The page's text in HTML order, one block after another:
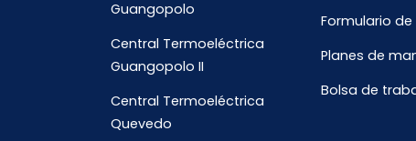
Guangopolo
Central Termoeléctrica
Guangopolo II
Central Termoeléctrica
Quevedo
Formulario
Planes de
Bolsa de